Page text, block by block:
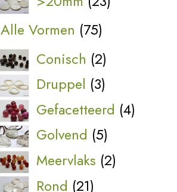
Alle Vormen 7575
Conisch 22
producten
Druppel 33
producten
Gefacetteerd 44
Golvend 55
producten
Meervlaks 22
Rond 2121